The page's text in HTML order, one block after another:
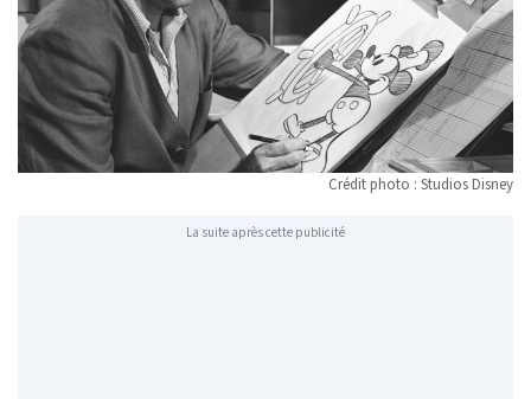
Crédit photo : Studios Disney
La suite après cette publicité